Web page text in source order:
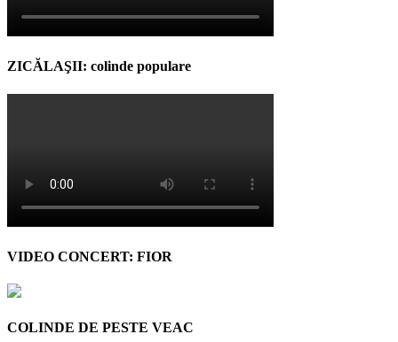
ZICĂLAŞII: colinde populare
VIDEO CONCERT: FIOR
COLINDE DE PESTE VEAC